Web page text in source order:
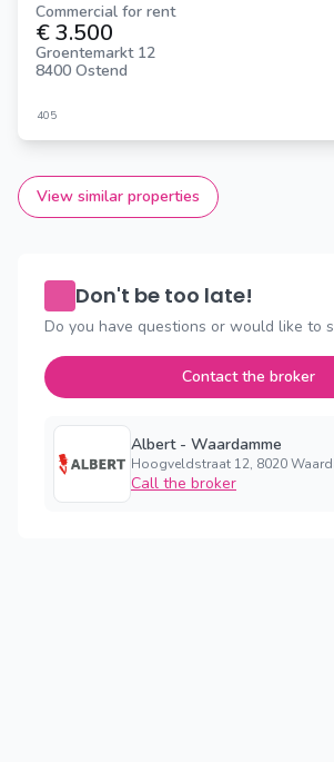
Commercial for rent
€ 3.500
Groentemarkt 12
8400 Ostend
405
View similar properties
Don't be too late!
Do you have questions or would like to
Contact the broker
Albert - Waardamme
Hoogveldstraat 12, 8020
Call the broker